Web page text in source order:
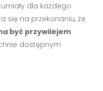
dla każdego
się na przekonaniu, że
być przywilejem
dostępnym